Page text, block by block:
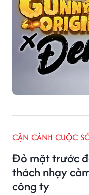
Đỏ mặt trước
thách nhạy
công ty
CẬN CẢNH CUỘC